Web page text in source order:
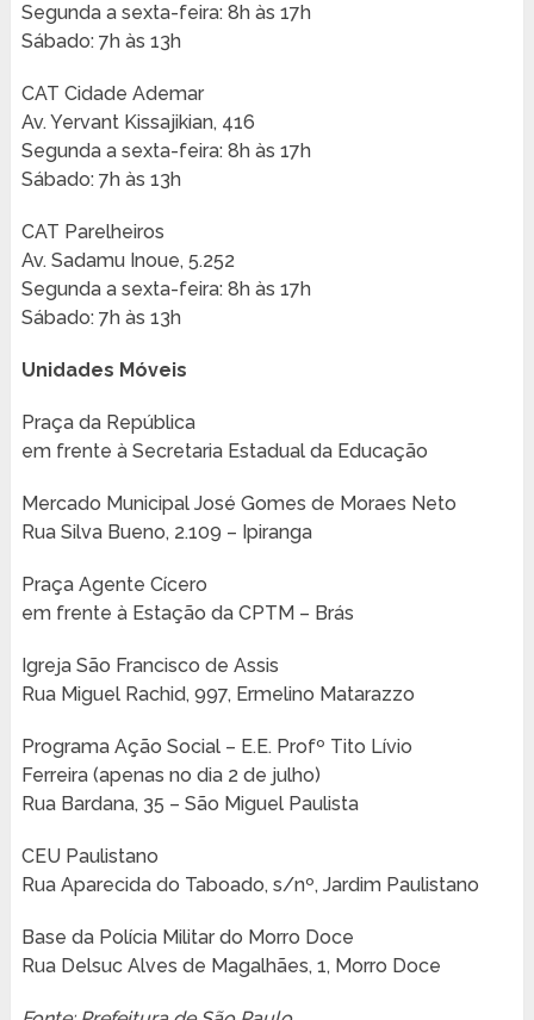
Segunda a sexta-feira: 8h às 17h
Sábado: 7h às 13h
CAT Cidade Ademar
Av. Yervant Kissajikian, 416
Segunda a sexta-feira: 8h às 17h
Sábado: 7h às 13h
CAT Parelheiros
Av. Sadamu Inoue, 5.252
Segunda a sexta-feira: 8h às 17h
Sábado: 7h às 13h
Unidades Móveis
Praça da República
em frente à Secretaria Estadual da Educação
Mercado Municipal José Gomes de Moraes Neto
Rua Silva Bueno, 2.109 – Ipiranga
Praça Agente Cícero
em frente à Estação da CPTM – Brás
Igreja São Francisco de Assis
Rua Miguel Rachid, 997, Ermelino Matarazzo
Programa Ação Social – E.E. Profº Tito Lívio
Ferreira (apenas no dia 2 de julho)
Rua Bardana, 35 – São Miguel Paulista
CEU Paulistano
Rua Aparecida do Taboado, s/nº, Jardim Paulistano
Base da Polícia Militar do Morro Doce
Rua Delsuc Alves de Magalhães, 1, Morro Doce